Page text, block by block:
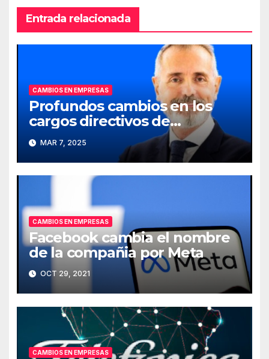
Entrada relacionada
CAMBIOS EN EMPRESAS
Profundos cambios en los
cargos directivos de
Telefónica
MAR 7, 2025
CAMBIOS EN EMPRESAS
Facebook cambia el nombre
de la compañia por Meta
OCT 29, 2021
CAMBIOS EN EMPRESAS